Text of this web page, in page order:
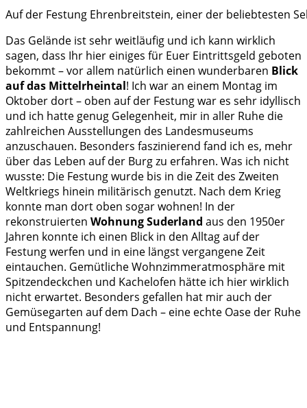
Auf der Festung Ehrenbreitstein, einer der beliebtesten
Das Gelände ist sehr weitläufig und ich kann wirklich
sagen, dass Ihr hier einiges für Euer Eintrittsgeld geboten
bekommt – vor allem natürlich einen wunderbaren Blick
auf das Mittelrheintal! Ich war an einem Montag im
Oktober dort – oben auf der Festung war es sehr idyllisch
und ich hatte genug Gelegenheit, mir in aller Ruhe die
zahlreichen Ausstellungen des Landesmuseums
anzuschauen. Besonders faszinierend fand ich es, mehr
über das Leben auf der Burg zu erfahren. Was ich nicht
wusste: Die Festung wurde bis in die Zeit des Zweiten
Weltkriegs hinein militärisch genutzt. Nach dem Krieg
konnte man dort oben sogar wohnen! In der
rekonstruierten Wohnung Suderland aus den 1950er
Jahren konnte ich einen Blick in den Alltag auf der
Festung werfen und in eine längst vergangene Zeit
eintauchen. Gemütliche Wohnzimmeratmosphäre mit
Spitzendeckchen und Kachelofen hätte ich hier wirklich
nicht erwartet. Besonders gefallen hat mir auch der
Gemüsegarten auf dem Dach – eine echte Oase der Ruhe
und Entspannung!